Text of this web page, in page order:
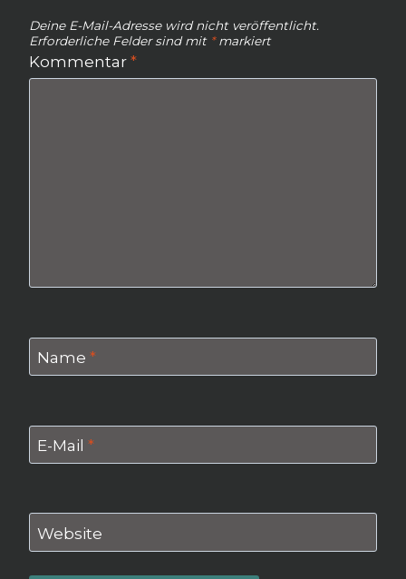
Deine E-Mail-Adresse wird nicht veröffentlicht.
Erforderliche Felder sind mit *markiert
Kommentar *
Name *
E-Mail *
Website